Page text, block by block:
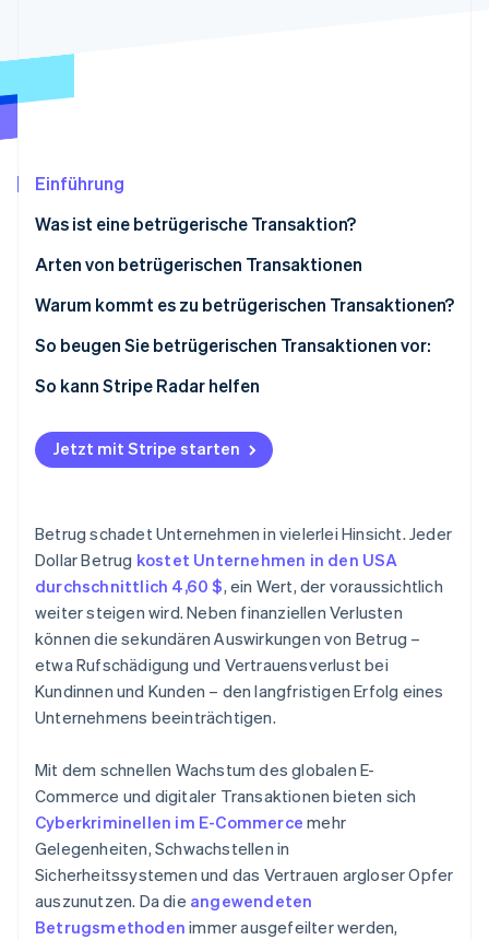
Start-up-Gründung
Climate
Erfahren Sie, wie Stripe Lösungen für die
Jetzt ansehen
Einführung
Was ist eine betrügerische Transaktion?
Arten von betrügerischen Transaktionen
Kreditkartenbetrug
Identitätsdiebstahl
Scheckbetrug
Computerbetrug
Online-Zahlungsbetrug
Versicherungsbetrug
Anlagebetrug
Warum kommt es zu betrügerischen Transaktionen?
So beugen Sie betrügerischen Transaktionen vor:
So kann Stripe Radar helfen
Jetzt mit Stripe starten
Betrug schadet Unternehmen in vielerlei Hinsicht. Jeder
Dollar Betrug kostet Unternehmen in den USA
durchschnittlich 4,60 $, ein Wert, der voraussichtlich
weiter steigen wird. Neben finanziellen Verlusten
können die sekundären Auswirkungen von Betrug –
etwa Rufschädigung und Vertrauensverlust bei
Kundinnen und Kunden – den langfristigen Erfolg eines
Unternehmens beeinträchtigen.
Mit dem schnellen Wachstum des globalen E-
Commerce und digitaler Transaktionen bieten sich
Cyberkriminellen im E-Commerce mehr
Gelegenheiten, Schwachstellen in
Sicherheitssystemen und das Vertrauen argloser Opfer
auszunutzen. Da die angewendeten
Betrugsmethoden immer ausgefeilter werden,